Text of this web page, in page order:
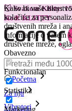
Kako bi vaše
kolačiće za
društvenih mreža i
informacije o vašem
društvene mreže,
Obavezno
Funkcionalan
Statistika
Marketing
😽Svakom Klitty:
Kod: KLITTY →
Početna
Za nju
Vibratori